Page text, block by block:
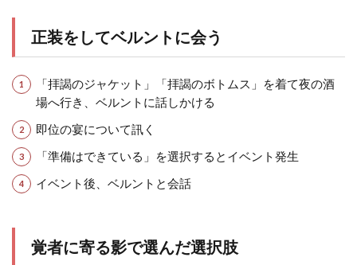
正装をしてベルントに会う
「拝謁のジャケット」「拝謁のボトムス」を着て夜の酒
場へ行き、ベルントに話しかける
即位の宴について訊く
「準備はできている」を選択するとイベント発生
イベント後、ベルントと会話
覚者に寄る影で選んだ選択肢